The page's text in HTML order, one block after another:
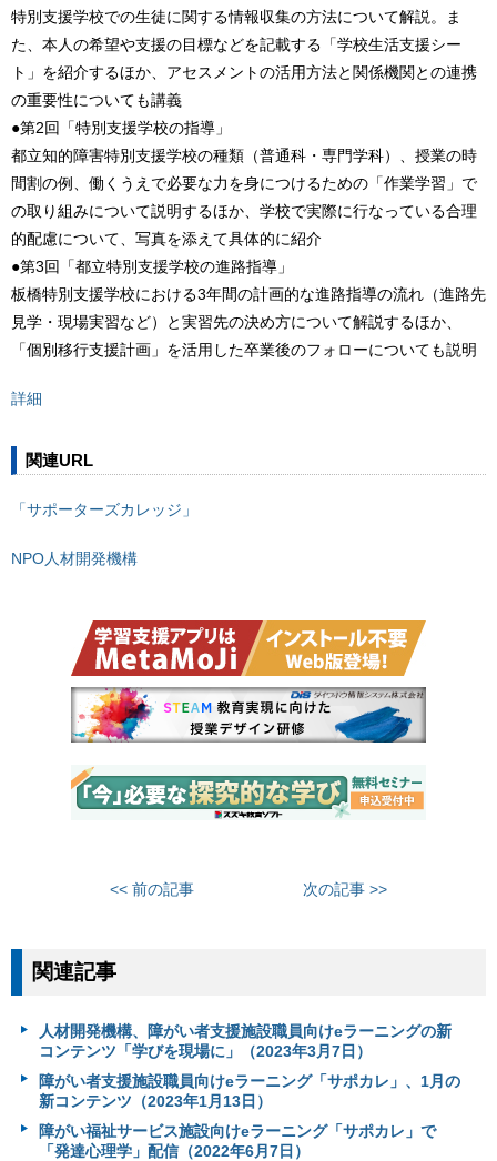
特別支援学校での生徒に関する情報収集の方法について解説。ま
た、本人の希望や支援の目標などを記載する「学校生活支援シー
ト」を紹介するほか、アセスメントの活用方法と関係機関との連携
の重要性についても講義
●第2回「特別支援学校の指導」
都立知的障害特別支援学校の種類（普通科・専門学科）、授業の時
間割の例、働くうえで必要な力を身につけるための「作業学習」で
の取り組みについて説明するほか、学校で実際に行なっている合理
的配慮について、写真を添えて具体的に紹介
●第3回「都立特別支援学校の進路指導」
板橋特別支援学校における3年間の計画的な進路指導の流れ（進路先
見学・現場実習など）と実習先の決め方について解説するほか、
「個別移行支援計画」を活用した卒業後のフォローについても説明
詳細
関連URL
「サポーターズカレッジ」
NPO人材開発機構
<< 前の記事 次の記事 >>
関連記事
人材開発機構、障がい者支援施設職員向けeラーニングの新
コンテンツ「学びを現場に」（2023年3月7日）
障がい者支援施設職員向けeラーニング「サポカレ」、1月の
新コンテンツ（2023年1月13日）
障がい福祉サービス施設向けeラーニング「サポカレ」で
「発達心理学」配信（2022年6月7日）